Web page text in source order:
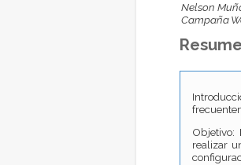
Nelson
Campaña
Objetivo:
realizar